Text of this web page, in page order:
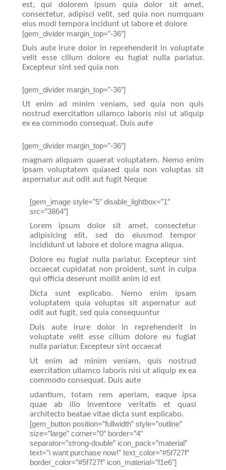
est, qui dolorem ipsum quia dolor sit amet,
consectetur, adipisci velit, sed quia non numquam
eius modi tempora incidunt ut labore et dolore
[gem_divider margin_top=”-36″]
Duis aute irure dolor in reprehenderit in voluptate
velit esse cillum dolore eu fugiat nulla pariatur.
Excepteur sint sed quia non
[gem_divider margin_top=”-36″]
Ut enim ad minim veniam, sed quia non quis
nostrud exercitation ullamco laboris nisi ut aliquip
ex ea commodo consequat. Duis aute
[gem_divider margin_top=”-36″]
magnam aliquam quaerat voluptatem. Nemo enim
ipsam voluptatem quiased quia non voluptas sit
aspernatur aut odit aut fugit Neque
[gem_image style=”5″ disable_lightbox=”1″
src=”3864″]
Lorem ipsum dolor sit amet, consectetur
adipisicing elit, sed do eiusmod tempor
incididunt ut labore et dolore magna aliqua.
Dolore eu fugiat nulla pariatur. Excepteur sint
occaecat cupidatat non proident, sunt in culpa
qui officia deserunt mollit anim id est
Dicta sunt explicabo. Nemo enim ipsam
voluptatem quia voluptas sit aspernatur aut
odit aut fugit, sed quia consequuntur
Duis aute irure dolor in reprehenderit in
voluptate velit esse cillum dolore eu fugiat
nulla pariatur. Excepteur sint occaecat
Ut enim ad minim veniam, quis nostrud
exercitation ullamco laboris nisi ut aliquip ex ea
commodo consequat. Duis aute
udantium, totam rem aperiam, eaque ipsa
quae ab illo inventore veritatis et quasi
architecto beatae vitae dicta sunt explicabo.
[gem_button position=”fullwidth” style=”outline”
size=”large” corner=”0″ border=”4″
separator=”strong-double” icon_pack=”material”
text=”i want purchase now!” text_color=”#5f727f”
border_color=”#5f727f” icon_material=”f1e6″]